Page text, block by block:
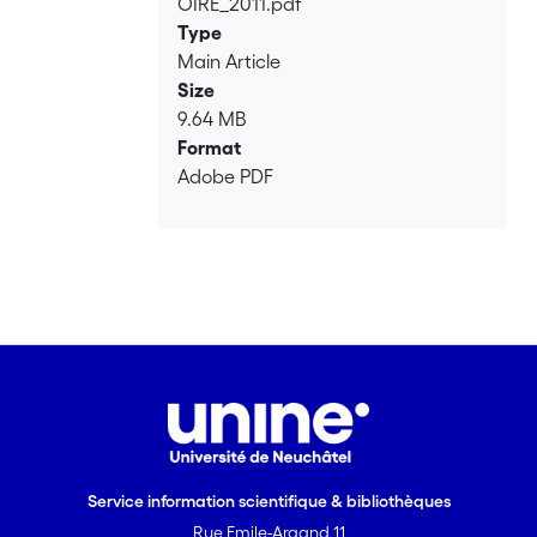
en provenance du canal a été identifiée
entre Aarberg et le captage de Gimmiz
PW5. L’influence de cette section a été
mise en évidence à l’aide de relevés
hydrochimiques : les eaux du canal peu
minéralisées diluent les eaux de
l’aquifère et contribuent à la bonne
de mettre en évidence la dynamique
d’infiltration des eaux du canal. Les
lors du fonctionnement de l’usine
Type
Main Article
Size
9.64 MB
Format
Adobe PDF
Service information scientifique & bibliothèques
Rue Emile-Argand 11